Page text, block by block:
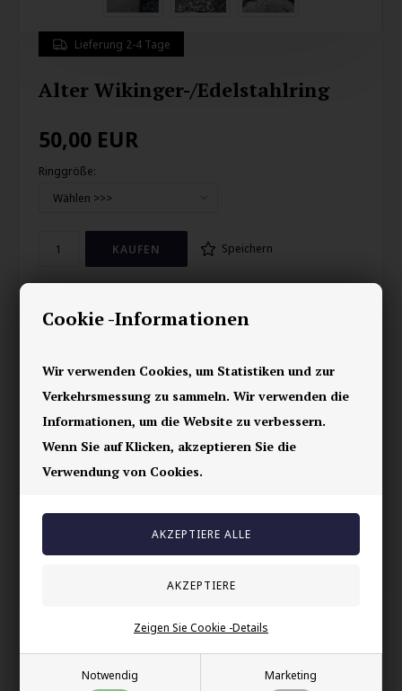
Cookie -Informationen
Wir verwenden Cookies, um Statistiken und zur
Verkehrsmessung zu sammeln. Wir verwenden die
Informationen, um die Website zu verbessern.
Wenn Sie auf Klicken, akzeptieren Sie die
Verwendung von Cookies.
Notwendig Marketing
Zeigen Sie Cookie -Details
Lieferung 2-4 Tage
Alter Wikinger-/Edelstahlring
50,00 EUR
Ringgröße:
Speichern
Der Ring ist 8 mm breit und kann in verschiedenen Größen
erworben werden.
Ihre Sicherheit
Vorrätig
Lieferung 2-4 Tage
Andere auch gekauft